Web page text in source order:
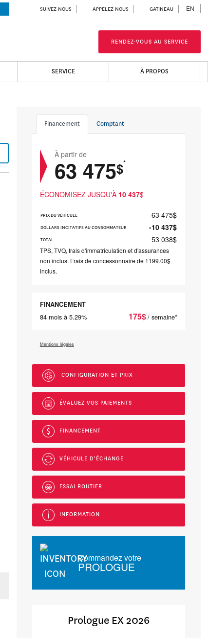
SUIVEZ-NOUS APPELEZ-NOUS GATINEAU EN
RENDEZ-VOUS AU SERVICE
SERVICE À PROPOS
Financement Comptant
À partir de
63 475$*
ÉCONOMISEZ JUSQU'À 10 437$
PRIX DU VÉHICULE 63 475$
DOLLARS INCITATIFS AU CONSOMMATEUR -10 437$
TOTAL 53 038$
TPS, TVQ, frais d'immatriculation et d'assurances
non inclus. Frais de concessonnaire de 1199.00$
inclus.
FINANCEMENT
84 mois à 5.29% 175$/ semaine*
Mentions légales
CONFIGURATION ET PRIX
ÉVALUEZ VOS PAIEMENTS
FINANCEMENT
VÉHICULE D'ÉCHANGE
ESSAI ROUTIER
INFORMATION
Commandez votre
PROLOGUE
Prologue EX 2026